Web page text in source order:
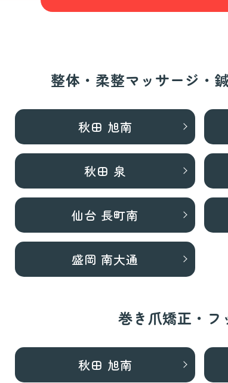
整体・柔整マッサージ・
秋田 旭南
秋田 泉
仙台 長町南
盛岡 南大通
巻き爪矯正・フ
秋田 旭南